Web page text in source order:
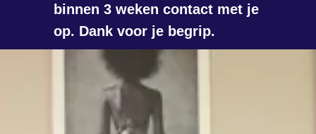
binnen 3 weken contact met je
op. Dank voor je begrip.